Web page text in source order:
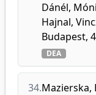
Dánél,
Hajnal,
Budapest,
DEA
34.Mazierska,